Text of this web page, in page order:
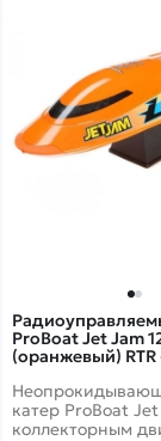
ProBoat Jet Jam
(оранжевый) RTR
катер ProBoat
коллекторным